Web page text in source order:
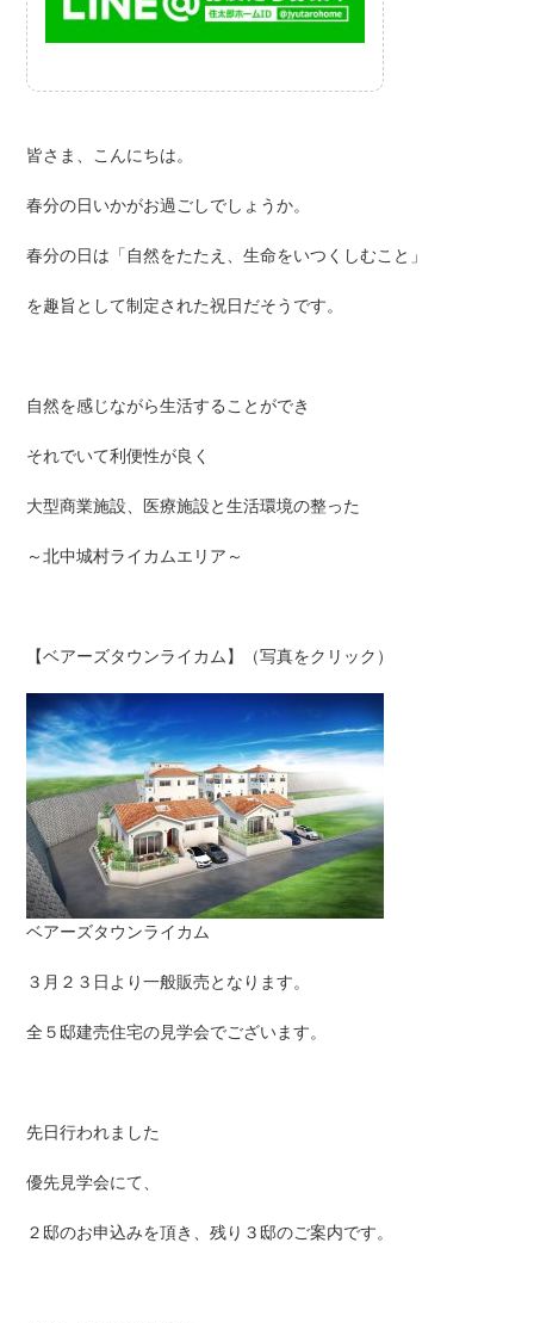
皆さま、こんにちは。
春分の日いかがお過ごしでしょうか。
春分の日は「自然をたたえ、生命をいつくしむこと」
を趣旨として制定された祝日だそうです。
自然を感じながら生活することができ
それでいて利便性が良く
大型商業施設、医療施設と生活環境の整った
～北中城村ライカムエリア～
【ベアーズタウンライカム】（写真をクリック）
ベアーズタウンライカム
３月２３日より一般販売となります。
全５邸建売住宅の見学会でございます。
先日行われました
優先見学会にて、
２邸のお申込みを頂き、残り３邸のご案内です。